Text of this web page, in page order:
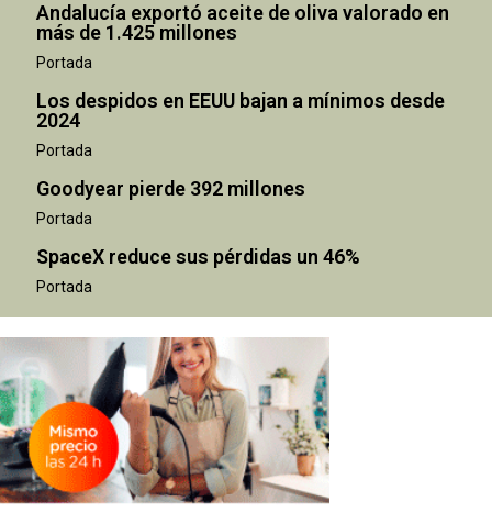
Andalucía exportó aceite de oliva valorado en
más de 1.425 millones
Portada
Los despidos en EEUU bajan a mínimos desde
2024
Portada
Goodyear pierde 392 millones
Portada
SpaceX reduce sus pérdidas un 46%
Portada